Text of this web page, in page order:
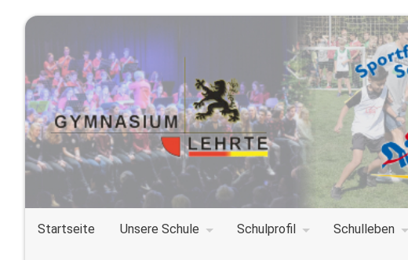
Startseite Unsere Schule Schulprofil Schulleben